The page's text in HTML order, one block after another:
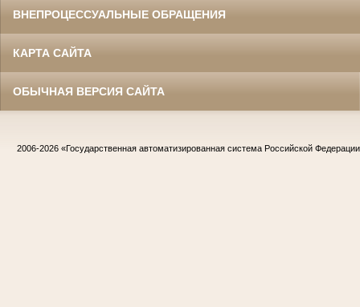
ВНЕПРОЦЕССУАЛЬНЫЕ ОБРАЩЕНИЯ
КАРТА САЙТА
ОБЫЧНАЯ ВЕРСИЯ САЙТА
2006-2026 «Государственная автоматизированная система Российской